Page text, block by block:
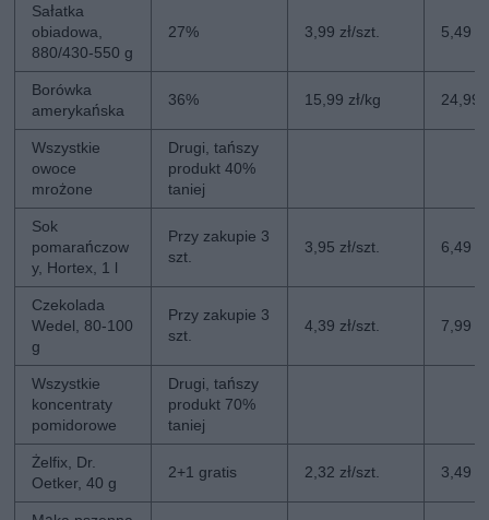
Sałatka
obiadowa,
880/430-550 g
27% 3,99 zł/szt. 5,49
Borówka
amerykańska
36% 15,99 zł/kg 24,99
Wszystkie
owoce
mrożone
Drugi, tańszy
produkt 40%
taniej
Sok
pomarańczow
y, Hortex, 1 l
Przy zakupie 3
szt.
3,95 zł/szt. 6,49
Czekolada
Wedel, 80-100
g
Przy zakupie 3
szt.
4,39 zł/szt. 7,99
Wszystkie
koncentraty
pomidorowe
Drugi, tańszy
produkt 70%
taniej
Żelfix, Dr.
Oetker, 40 g
2+1 gratis 2,32 zł/szt. 3,49